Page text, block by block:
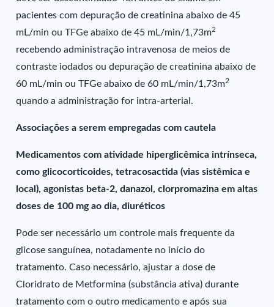
pacientes com depuração de creatinina abaixo de 45
mL/min ou TFGe abaixo de 45 mL/min/1,73m2
recebendo administração intravenosa de meios de
contraste iodados ou depuração de creatinina abaixo de
60 mL/min ou TFGe abaixo de 60 mL/min/1,73m2
quando a administração for intra-arterial.
Associações a serem empregadas com cautela
Medicamentos com atividade hiperglicêmica intrínseca,
como glicocorticoides, tetracosactida (vias sistêmica e
local), agonistas beta-2, danazol, clorpromazina em altas
doses de 100 mg ao dia, diuréticos
Pode ser necessário um controle mais frequente da
glicose sanguínea, notadamente no início do
tratamento. Caso necessário, ajustar a dose de
Cloridrato de Metformina (substância ativa) durante
tratamento com o outro medicamento e após sua